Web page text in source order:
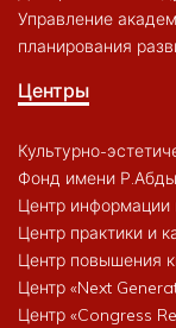
Управление
планирования
Центры
Культурно-
Фонд имени
Центр
Центр практики и
Центр повышения
Центр «Next
Центр «Congress